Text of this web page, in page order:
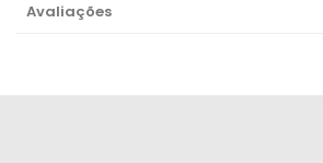
Avaliações